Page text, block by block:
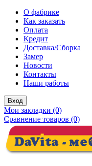
О фабрике
Как заказать
Оплата
Кредит
Доставка/Сборка
Замер
Новости
Контакты
Наши работы
Вход
Мои закладки (0)
Сравнение товаров (0)